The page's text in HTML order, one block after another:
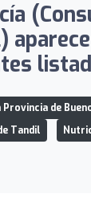
de
Tandil